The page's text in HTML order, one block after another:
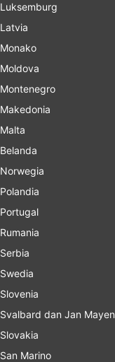
Luksemburg
Latvia
Monako
Moldova
Montenegro
Makedonia
Malta
Belanda
Norwegia
Polandia
Portugal
Rumania
Serbia
Swedia
Slovenia
Svalbard dan Jan Mayen
Slovakia
San Marino